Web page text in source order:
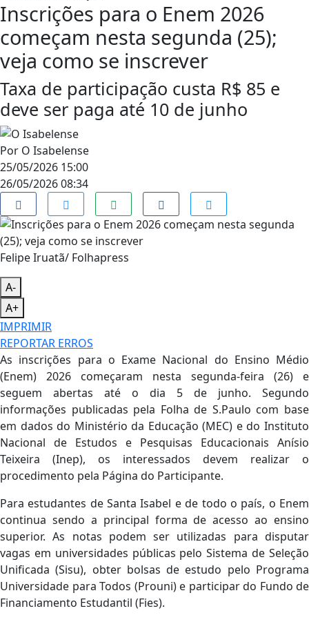
Inscrições para o Enem 2026
começam nesta segunda (25);
veja como se inscrever
Taxa de participação custa R$ 85 e
deve ser paga até 10 de junho
Por O Isabelense
25/05/2026 15:00
26/05/2026 08:34
Felipe Iruatã/ Folhapress
A-
A+
IMPRIMIR
REPORTAR ERROS
As inscrições para o Exame Nacional do Ensino Médio
(Enem) 2026 começaram nesta segunda-feira (26) e
seguem abertas até o dia 5 de junho. Segundo
informações publicadas pela Folha de S.Paulo com base
em dados do Ministério da Educação (MEC) e do Instituto
Nacional de Estudos e Pesquisas Educacionais Anísio
Teixeira (Inep), os interessados devem realizar o
procedimento pela Página do Participante.
Para estudantes de Santa Isabel e de todo o país, o Enem
continua sendo a principal forma de acesso ao ensino
superior. As notas podem ser utilizadas para disputar
vagas em universidades públicas pelo Sistema de Seleção
Unificada (Sisu), obter bolsas de estudo pelo Programa
Universidade para Todos (Prouni) e participar do Fundo de
Financiamento Estudantil (Fies).